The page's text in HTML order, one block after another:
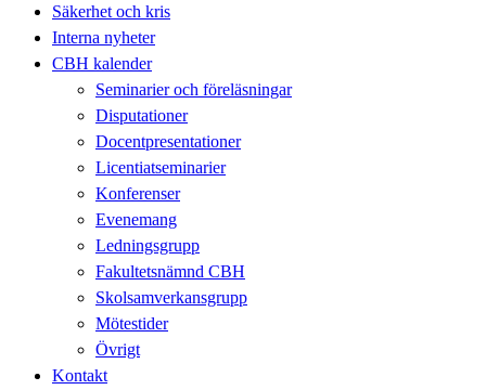
Säkerhet och kris
Interna nyheter
CBH kalender
Seminarier och föreläsningar
Disputationer
Docentpresentationer
Licentiatseminarier
Konferenser
Evenemang
Ledningsgrupp
Fakultetsnämnd CBH
Skolsamverkansgrupp
Mötestider
Övrigt
Kontakt